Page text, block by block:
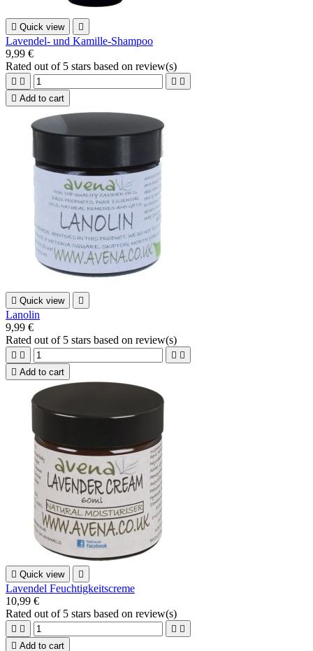
 Quick view 
Lavendel- und Kamille-Shampoo
9,99 €
Rated out of 5 stars based on review(s)
   
 Add to cart
 Quick view 
Lanolin
9,99 €
Rated out of 5 stars based on review(s)
   
 Add to cart
 Quick view 
Lavendel Feuchtigkeitscreme
10,99 €
Rated out of 5 stars based on review(s)
   
 Add to cart